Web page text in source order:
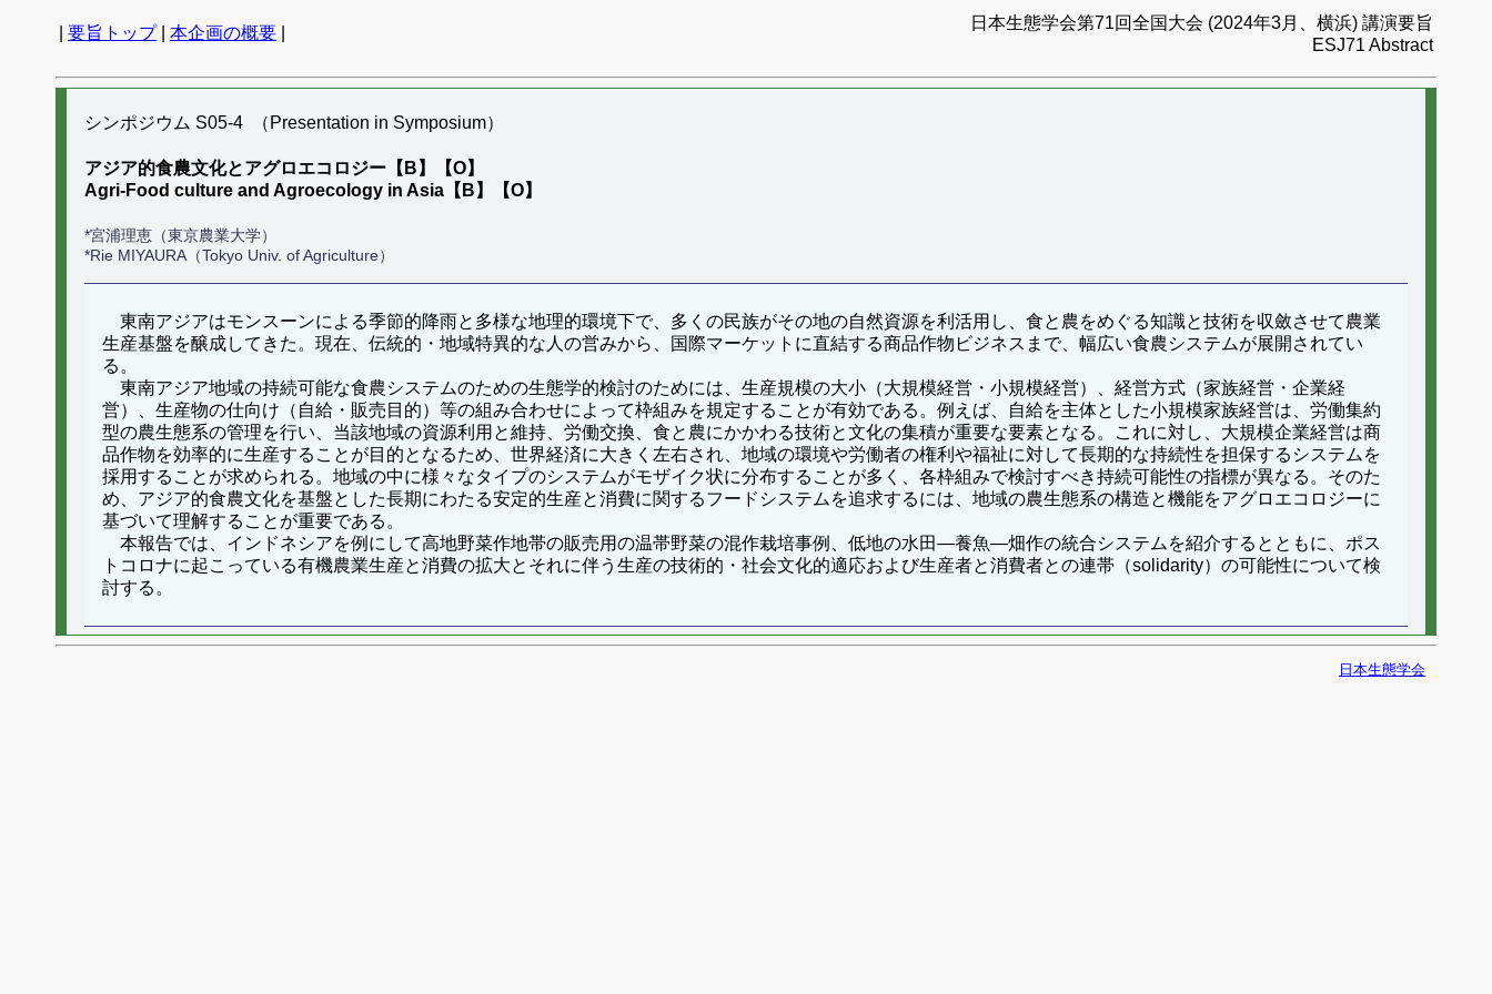
要旨トップ| 本企画の概要
日本生態学会第71回全国大会 (2024年3月、横浜) 講演要旨
ESJ71 Abstract
シンポジウム S05-4 （Presentation in Symposium）
アジア的食農文化とアグロエコロジー【B】【O】
Agri-Food culture and Agroecology in Asia【B】【O】
*宮浦理恵（東京農業大学）
*Rie MIYAURA（Tokyo Univ. of Agriculture）
東南アジアはモンスーンによる季節的降雨と多様な地理的環境下で、多くの民族がその地の自然資源を利活用し、食と農をめぐる知識と技術を収斂させて農業
生産基盤を醸成してきた。現在、伝統的・地域特異的な人の営みから、国際マーケットに直結する商品作物ビジネスまで、幅広い食農システムが展開されてい
る。
東南アジア地域の持続可能な食農システムのための生態学的検討のためには、生産規模の大小（大規模経営・小規模経営）、経営方式（家族経営・企業経
営）、生産物の仕向け（自給・販売目的）等の組み合わせによって枠組みを規定することが有効である。例えば、自給を主体とした小規模家族経営は、労働集約
型の農生態系の管理を行い、当該地域の資源利用と維持、労働交換、食と農にかかわる技術と文化の集積が重要な要素となる。これに対し、大規模企業経営は商
品作物を効率的に生産することが目的となるため、世界経済に大きく左右され、地域の環境や労働者の権利や福祉に対して長期的な持続性を担保するシステムを
採用することが求められる。地域の中に様々なタイプのシステムがモザイク状に分布することが多く、各枠組みで検討すべき持続可能性の指標が異なる。そのた
め、アジア的食農文化を基盤とした長期にわたる安定的生産と消費に関するフードシステムを追求するには、地域の農生態系の構造と機能をアグロエコロジーに
基づいて理解することが重要である。
本報告では、インドネシアを例にして高地野菜作地帯の販売用の温帯野菜の混作栽培事例、低地の水田―養魚―畑作の統合システムを紹介するとともに、ポス
トコロナに起こっている有機農業生産と消費の拡大とそれに伴う生産の技術的・社会文化的適応および生産者と消費者との連帯（solidarity）の可能性について検
討する。
日本生態学会